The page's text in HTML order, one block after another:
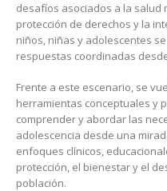
desafíos asociados a la salud
protección de derechos y la
niños, niñas y adolescentes
respuestas coordinadas
Frente a este escenario, se
herramientas conceptuales y
comprender y abordar las
adolescencia desde una
enfoques clínicos,
protección, el bienestar y el
población.